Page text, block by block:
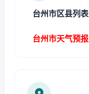
台州市区县列表
台州市天气预报